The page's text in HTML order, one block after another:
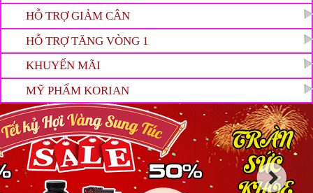
HỖ TRỢ GIẢM CÂN
HỖ TRỢ TĂNG VÒNG 1
KHUYẾN MÃI
MỸ PHẨM KORIAN